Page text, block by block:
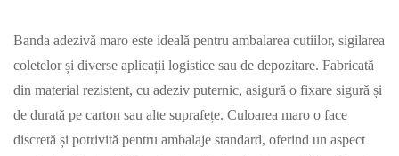
Banda adezivă maro este ideală pentru ambalarea cutiilor, sigilarea
coletelor și diverse aplicații logistice sau de depozitare. Fabricată
din material rezistent, cu adeziv puternic, asigură o fixare sigură și
de durată pe carton sau alte suprafețe. Culoarea maro o face
discretă și potrivită pentru ambalaje standard, oferind un aspect